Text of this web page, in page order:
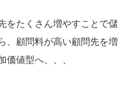
をたくさん増やすことで儲
、顧問料が高い顧問先を増
価値型へ、、、